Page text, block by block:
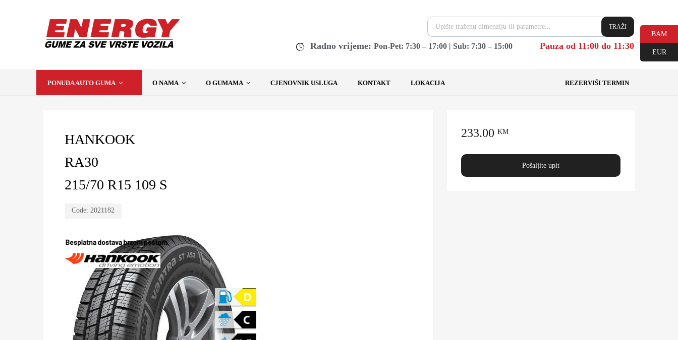
TRAŽI
Radno vrijeme: Pon-Pet: 7:30 – 17:00 | Sub: 7:30 – 15:00 Pauza od 11:00 do 11:30
PONUDA AUTO GUMA O NAMA O GUMAMA CJENOVNIK USLUGA KONTAKT LOKACIJA REZERVIŠI TERMIN
HANKOOK
RA30
215/70 R15 109 S
Code: 2021182
233.00 KM
Pošaljite upit
BAM
EUR